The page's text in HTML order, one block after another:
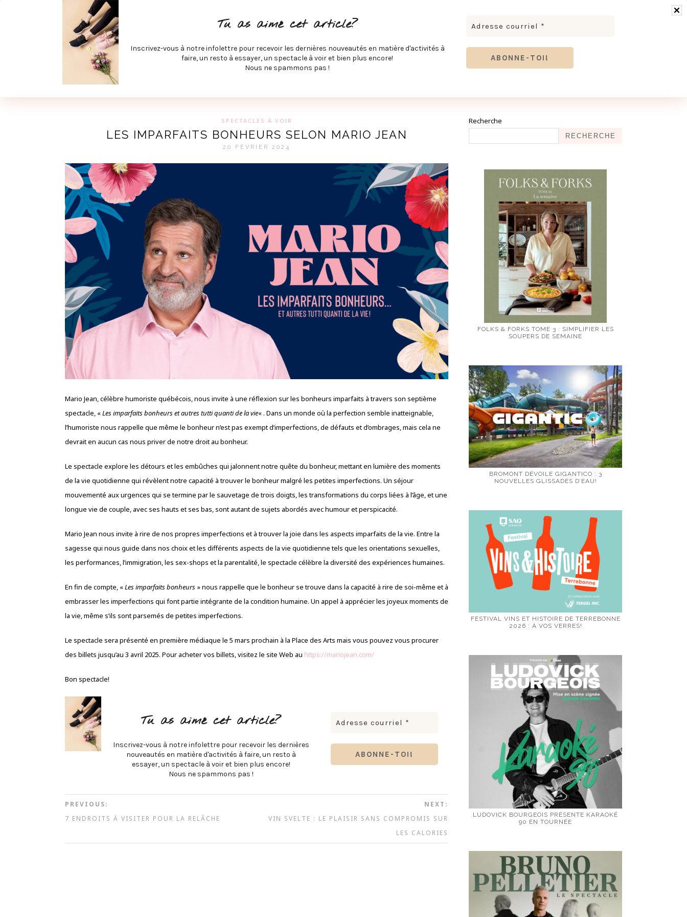
SPÉCIAL RENTRÉE
LECTURE ET FILMS PRODUITS À DÉCOUVRIR
JOINDRE MEVE ET CIE | COLLABORATIONS & MÉDIAS MEVE ET CIE
SPECTACLES À VOIR
LES IMPARFAITS BONHEURS SELON MARIO JEAN
20 FÉVRIER 2024
Mario Jean, célèbre humoriste québécois, nous invite à une réflexion sur les bonheurs imparfaits à travers son septième
spectacle, «Les imparfaits bonheurs et autres tutti quanti de la vie« . Dans un monde où la perfection semble inatteignable,
l’humoriste nous rappelle que même le bonheur n’est pas exempt d’imperfections, de défauts et d’ombrages, mais cela ne
devrait en aucun cas nous priver de notre droit au bonheur.
Le spectacle explore les détours et les embûches qui jalonnent notre quête du bonheur, mettant en lumière des moments
de la vie quotidienne qui révèlent notre capacité à trouver le bonheur malgré les petites imperfections. Un séjour
mouvementé aux urgences qui se termine par le sauvetage de trois doigts, les transformations du corps liées à l’âge, et une
longue vie de couple, avec ses hauts et ses bas, sont autant de sujets abordés avec humour et perspicacité.
Mario Jean nous invite à rire de nos propres imperfections et à trouver la joie dans les aspects imparfaits de la vie. Entre la
sagesse qui nous guide dans nos choix et les différents aspects de la vie quotidienne tels que les orientations sexuelles,
les performances, l’immigration, les sex-shops et la parentalité, le spectacle célèbre la diversité des expériences humaines.
En fin de compte, «Les imparfaits bonheurs » nous rappelle que le bonheur se trouve dans la capacité à rire de soi-même et à
embrasser les imperfections qui font partie intégrante de la condition humaine. Un appel à apprécier les joyeux moments de
la vie, même s’ils sont parsemés de petites imperfections.
Le spectacle sera présenté en première médiaque le 5 mars prochain à la Place des Arts mais vous pouvez vous procurer
des billets jusqu’au 3 avril 2025. Pour acheter vos billets, visitez le site Web au https://mariojean.com/
Bon spectacle!
Tu as aimé cet article?
Inscrivez-vous à notre infolettre pour recevoir les dernières
nouveautés en matière d'activités à faire, un resto à
essayer, un spectacle à voir et bien plus encore!
Nous ne spammons pas !
Tu as aimé cet article?
Inscrivez-vous à notre infolettre pour recevoir les dernières nouveautés en matière d'activités à
faire, un resto à essayer, un spectacle à voir et bien plus encore!
Nous ne spammons pas !
PREVIOUS:
7 ENDROITS À VISITER POUR LA RELÂCHE
NEXT:
VIN SVELTE : LE PLAISIR SANS COMPROMIS SUR
LES CALORIES
Recherche
RECHERCHE
FOLKS & FORKS TOME 3 : SIMPLIFIER LES
SOUPERS DE SEMAINE
BROMONT DÉVOILE GIGANTICO : 3
NOUVELLES GLISSADES D’EAU!
FESTIVAL VINS ET HISTOIRE DE TERREBONNE
2026 : À VOS VERRES!
LUDOVICK BOURGEOIS PRÉSENTE KARAOKÉ
90 EN TOURNÉE